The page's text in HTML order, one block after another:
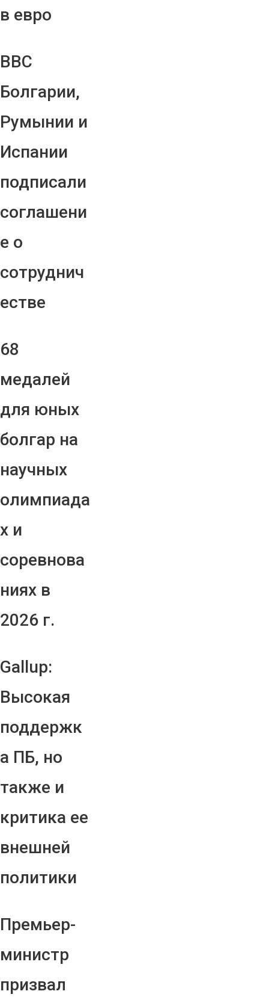
в евро
ВВС
Болгарии,
Румынии и
Испании
подписали
соглашени
е о
сотруднич
естве
68
медалей
для юных
болгар на
научных
олимпиада
х и
соревнова
ниях в
2026 г.
Gallup:
Высокая
поддержк
а ПБ, но
также и
критика ее
внешней
политики
Премьер-
министр
призвал